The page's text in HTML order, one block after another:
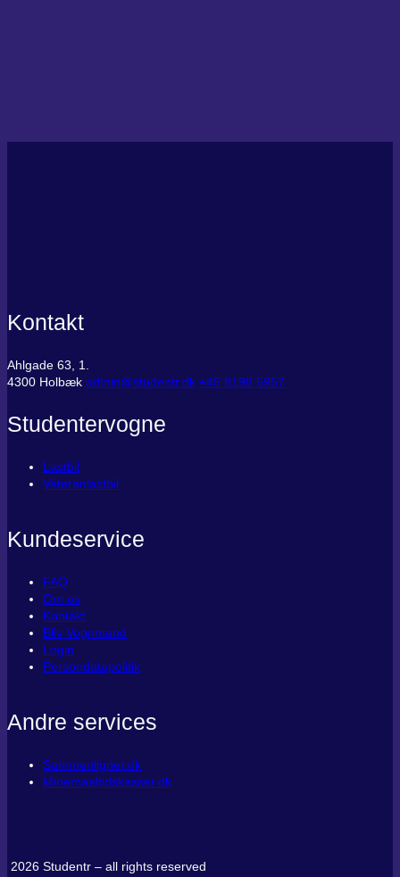
Kontakt
Ahlgade 63, 1.
4300 Holbæk admin@studentr.dk ‭+45 8198 5957
Studentervogne
Lastbil
Veteranlastbil
Kundeservice
FAQ
Om os
Kontakt
Bliv Vognmand
Login
Persondatapolitik
Andre services
Sammenligner.dk
Minemaaltidskasser.dk
2026 Studentr – all rights reserved